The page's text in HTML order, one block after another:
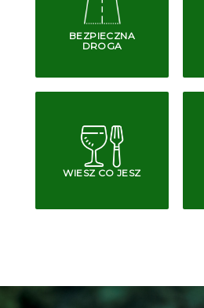
BEZPIECZNA
DROGA
WIESZ CO JESZ